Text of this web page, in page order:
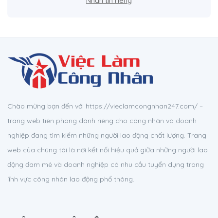
Chào mừng bạn đến với https://vieclamcongnhan247.com/ –
trang web tiên phong dành riêng cho công nhân và doanh
nghiệp đang tìm kiếm những người lao động chất lượng. Trang
web của chúng tôi là nơi kết nối hiệu quả giữa những người lao
động đam mê và doanh nghiệp có nhu cầu tuyển dụng trong
lĩnh vực công nhân lao động phổ thông.